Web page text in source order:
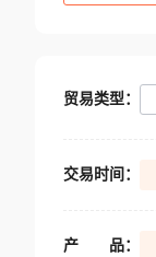
贸易类型：
交易时间：
产 品：